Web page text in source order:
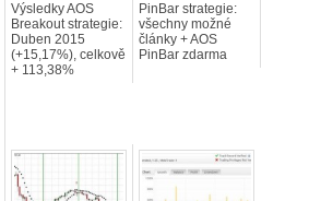
Výsledky AOS
Breakout strategie:
Duben 2015
(+15,17%), celkově
+ 113,38%
PinBar strategie:
všechny možné
články + AOS
PinBar zdarma